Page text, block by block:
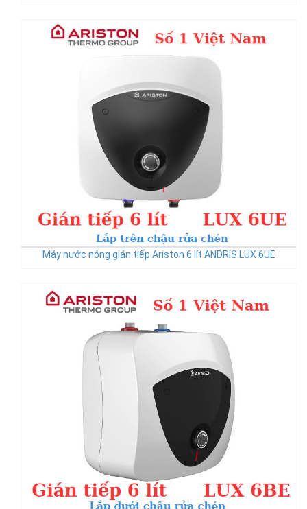
Máy nước nóng gián tiếp Ariston 6 lít ANDRIS LUX 6UE